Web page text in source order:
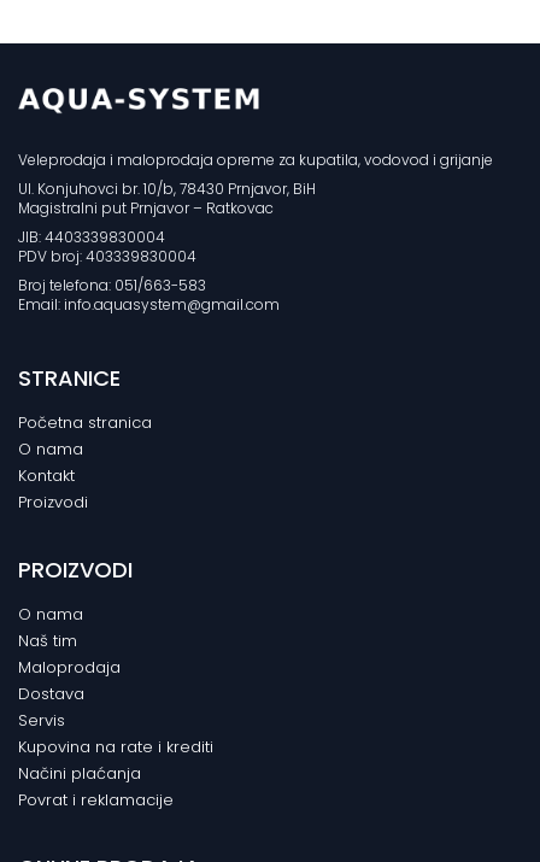
Veleprodaja i maloprodaja opreme za kupatila, vodovod i grijanje
Ul. Konjuhovci br. 10/b, 78430 Prnjavor, BiH
Magistralni put Prnjavor – Ratkovac
JIB: 4403339830004
PDV broj: 403339830004
Broj telefona: 051/663-583
Email: info.aquasystem@gmail.com
STRANICE
Početna stranica
O nama
Kontakt
Proizvodi
PROIZVODI
O nama
Naš tim
Maloprodaja
Dostava
Servis
Kupovina na rate i krediti
Načini plaćanja
Povrat i reklamacije